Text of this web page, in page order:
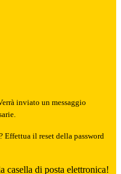
inviato un messaggio
Effettua il reset della password
casella di posta elettronica!